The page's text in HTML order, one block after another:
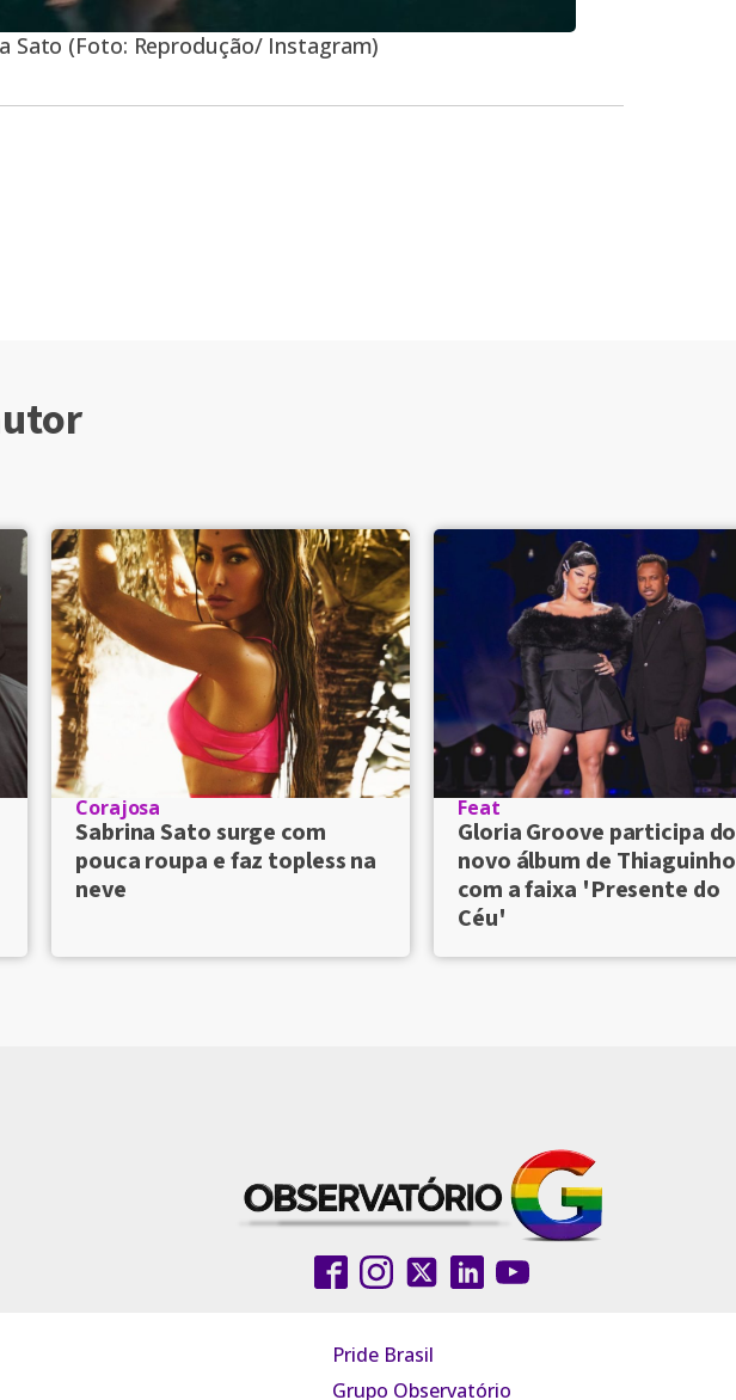
Sato (Foto: Reprodução/ Instagram)
Corajosa
Sabrina Sato surge com
pouca roupa e faz topless na
neve
Feat
Gloria Groove participa do
novo álbum de Thiaguinho
com a faixa 'Presente do
Céu'
Pride Brasil
Grupo Observatório